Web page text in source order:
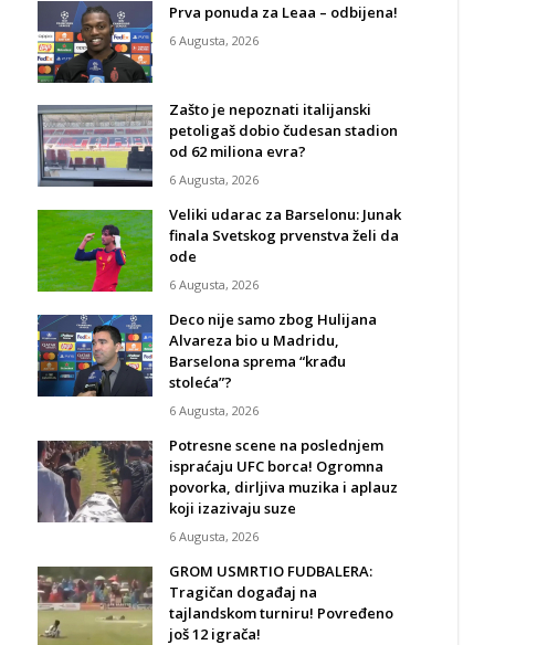
Prva ponuda za Leaa – odbijena!
6 Augusta, 2026
Zašto je nepoznati italijanski
petoligaš dobio čudesan stadion
od 62 miliona evra?
6 Augusta, 2026
Veliki udarac za Barselonu: Junak
finala Svetskog prvenstva želi da
ode
6 Augusta, 2026
Deco nije samo zbog Hulijana
Alvareza bio u Madridu,
Barselona sprema “krađu
stoleća”?
6 Augusta, 2026
Potresne scene na poslednjem
ispraćaju UFC borca! Ogromna
povorka, dirljiva muzika i aplauz
koji izazivaju suze
6 Augusta, 2026
GROM USMRTIO FUDBALERA:
Tragičan događaj na
tajlandskom turniru! Povređeno
još 12 igrača!